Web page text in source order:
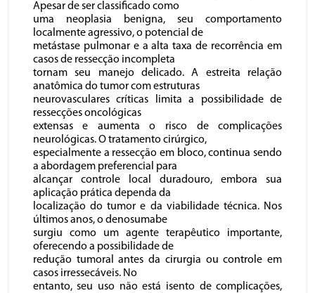
Apesar de ser classificado como
uma neoplasia benigna, seu comportamento
localmente agressivo, o potencial de
metástase pulmonar e a alta taxa de recorrência em
casos de ressecção incompleta
tornam seu manejo delicado. A estreita relação
anatômica do tumor com estruturas
neurovasculares críticas limita a possibilidade de
ressecções oncológicas
extensas e aumenta o risco de complicações
neurológicas. O tratamento cirúrgico,
especialmente a ressecção em bloco, continua sendo
a abordagem preferencial para
alcançar controle local duradouro, embora sua
aplicação prática dependa da
localização do tumor e da viabilidade técnica. Nos
últimos anos, o denosumabe
surgiu como um agente terapêutico importante,
oferecendo a possibilidade de
redução tumoral antes da cirurgia ou controle em
casos irressecáveis. No
entanto, seu uso não está isento de complicações,